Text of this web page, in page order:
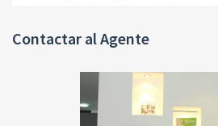
Contactar al Agente